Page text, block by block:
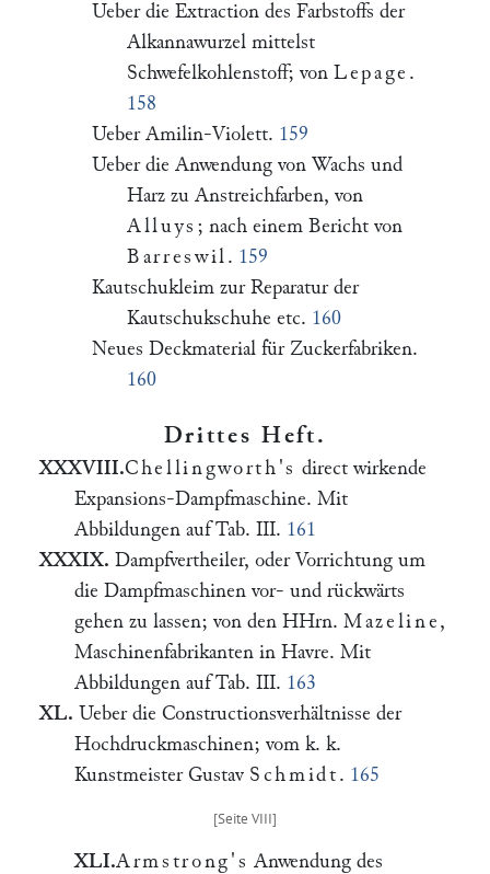
Ueber die Extraction des Farbstoffs der
Alkannawurzel mittelst
Schwefelkohlenstoff; von Lepage .
158
Ueber Amilin-Violett. 159
Ueber die Anwendung von Wachs und
Harz zu Anstreichfarben, von
Alluys ; nach einem Bericht von
Barreswil . 159
Kautschukleim zur Reparatur der
Kautschukschuhe etc. 160
Neues Deckmaterial für Zuckerfabriken.
160
Drittes Heft.
XXXVIII.Chellingworth's direct wirkende
Expansions-Dampfmaschine. Mit
Abbildungen auf Tab. III. 161
XXXIX. Dampfvertheiler, oder Vorrichtung um
die Dampfmaschinen vor- und rückwärts
gehen zu lassen; von den HHrn. Mazeline ,
Maschinenfabrikanten in Havre. Mit
Abbildungen auf Tab. III. 163
XL. Ueber die Constructionsverhältnisse der
Hochdruckmaschinen; vom k. k.
Kunstmeister Gustav Schmidt . 165
XLI.Armstrong's Anwendung des